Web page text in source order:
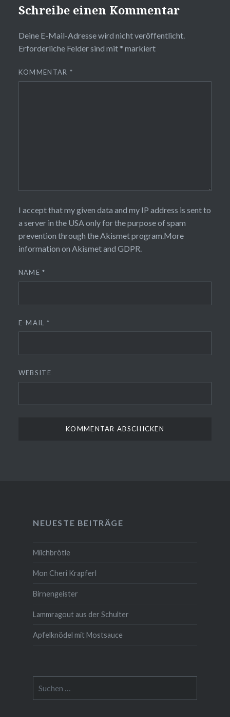
Schreibe einen Kommentar
Deine E-Mail-Adresse wird nicht veröffentlicht.
Erforderliche Felder sind mit * markiert
KOMMENTAR *
I accept that my given data and my IP address is sent to
a server in the USA only for the purpose of spam
prevention through theAkismetprogram.More
information on Akismet and GDPR.
NAME*
E-MAIL *
WEBSITE
NEUESTE BEITRÄGE
Milchbrötle
Mon Cheri Krapferl
Birnengeister
Lammragout aus der Schulter
Apfelknödel mit Mostsauce
nach: